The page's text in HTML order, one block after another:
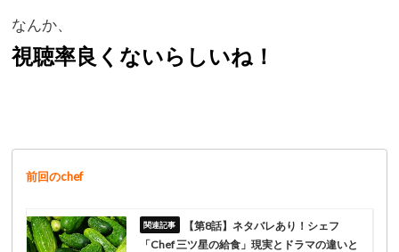
なんか、
視聴率良くないらしいね！
前回のchef
【第8話】ネタバレあり！シェフ
「Chef 三ツ星の給食」現実とドラマの違いと